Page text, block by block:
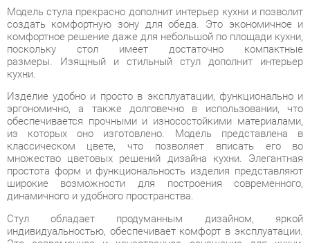
Изделие удобно и просто в эксплуатации, функционально и
эргономично, а также долговечно в использовании, что
обеспечивается прочными и износостойкими материалами,
из которых оно изготовлено. Модель представлена в
классическом цвете, что позволяет вписать его во
множество цветовых решений дизайна кухни. Элегантная
простота форм и функциональность изделия представляют
широкие возможности для построения современного,
динамичного и удобного пространства.
Стул обладает продуманным дизайном, яркой
индивидуальностью, обеспечивает комфорт в эксплуатации.
Это современное и качественное оснащение для кухни,
позволяющее оптимизировать пространство без ущерба для
функциональности и удобства.
Условия покупки
Благодаря качественным фото, исчерпывающей информации
о характеристиках и параметрах, а также отзывам